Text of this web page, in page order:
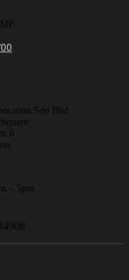
Sdn Bhd
6
– 5pm